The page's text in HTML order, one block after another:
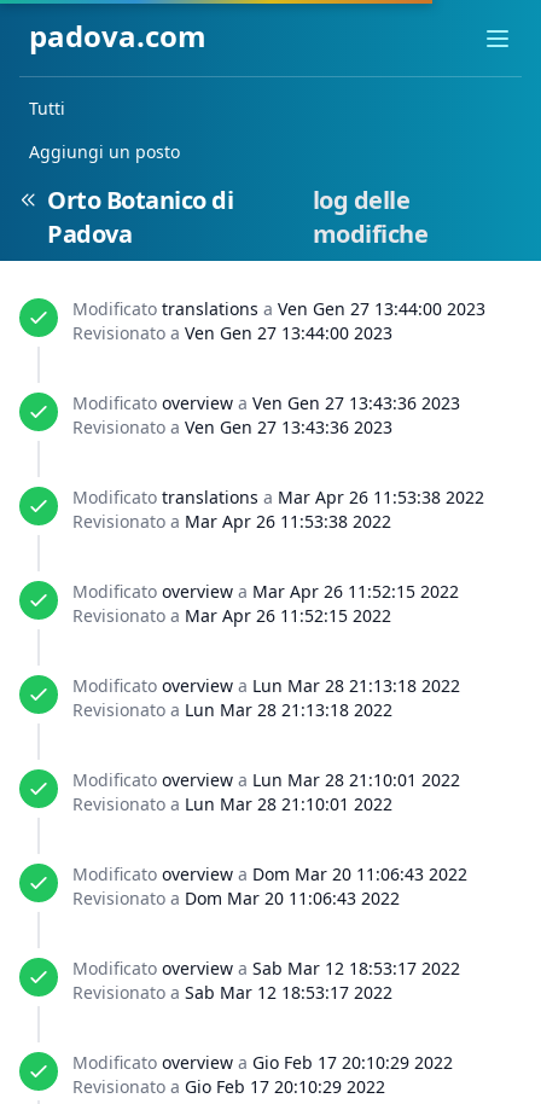
padova.com
Tutti
Aggiungi un posto
Orto Botanico di
Padova
log delle
modifiche
Modificato translations a Ven Gen 27 13:44:00 2023
Revisionato a Ven Gen 27 13:44:00 2023
Modificato overview a Ven Gen 27 13:43:36 2023
Revisionato a Ven Gen 27 13:43:36 2023
Modificato translations a Mar Apr 26 11:53:38 2022
Revisionato a Mar Apr 26 11:53:38 2022
Modificato overview a Mar Apr 26 11:52:15 2022
Revisionato a Mar Apr 26 11:52:15 2022
Modificato overview a Lun Mar 28 21:13:18 2022
Revisionato a Lun Mar 28 21:13:18 2022
Modificato overview a Lun Mar 28 21:10:01 2022
Revisionato a Lun Mar 28 21:10:01 2022
Modificato overview a Dom Mar 20 11:06:43 2022
Revisionato a Dom Mar 20 11:06:43 2022
Modificato overview a Sab Mar 12 18:53:17 2022
Revisionato a Sab Mar 12 18:53:17 2022
Modificato overview a Gio Feb 17 20:10:29 2022
Revisionato a Gio Feb 17 20:10:29 2022